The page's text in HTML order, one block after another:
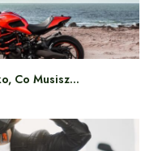
Co Musisz…